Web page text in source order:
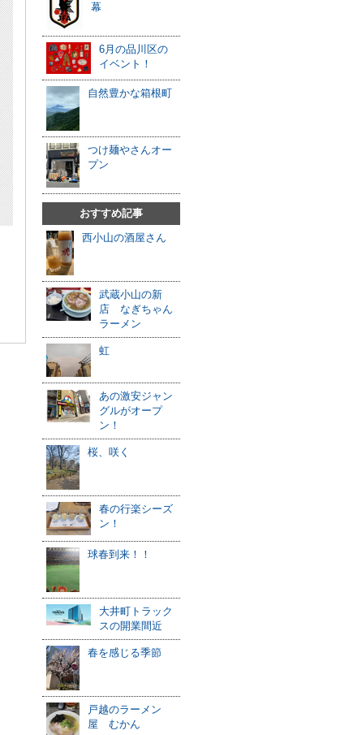
幕
6月の品川区の
イベント！
自然豊かな箱根町
つけ麺やさんオー
プン
おすすめ記事
西小山の酒屋さん
武蔵小山の新
店 なぎちゃん
ラーメン
虹
あの激安ジャン
グルがオープ
ン！
桜、咲く
春の行楽シーズ
ン！
球春到来！！
大井町トラック
スの開業間近
春を感じる季節
戸越のラーメン
屋 むかん